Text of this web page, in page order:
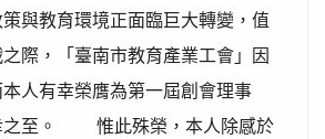
教育環境正面臨巨大轉變，值
際，「臺南市教育產業工會」因
人有幸榮膺為第一屆創會理事
之至。 惟此殊榮，本人除感於